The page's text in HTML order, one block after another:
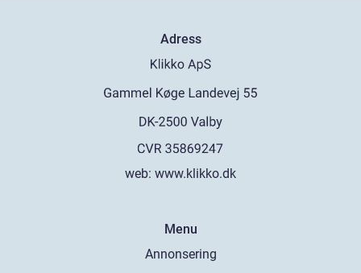
Adress
web: www.klikko.dk
Menu
Annonsering